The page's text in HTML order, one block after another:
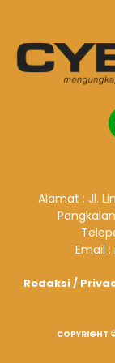
Alamat : Jl.
Email
Redaksi/
COPYRIGHT